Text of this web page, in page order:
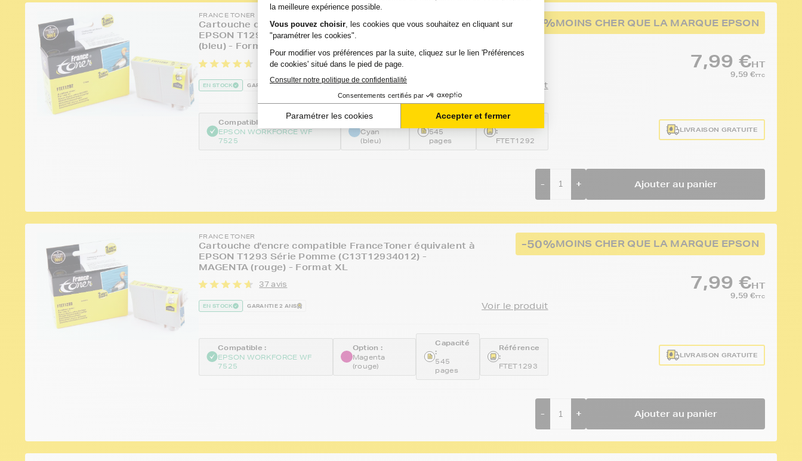
-50%MOINS CHER QUE LA MARQUE EPSON
FRANCE TONER
Cartouche d'encre compatible FranceToner équivalent à
EPSON T1292 Série Pomme (C13T12924012) - CYAN
(bleu) - Format XL
39 avis
EN STOCK GARANTIE 2 ANS Voir le produit
Compatible :
EPSON WORKFORCE WF
7525
Option :
Cyan
(bleu)
Capacité :
545
pages
Référence
:
FTET1292
7,99 €HT
9,59 €TTC
LIVRAISON GRATUITE
- + Ajouter au panier
-50%MOINS CHER QUE LA MARQUE EPSON
FRANCE TONER
Cartouche d'encre compatible FranceToner équivalent à
EPSON T1293 Série Pomme (C13T12934012) -
MAGENTA (rouge) - Format XL
37 avis
EN STOCK GARANTIE 2 ANS Voir le produit
Compatible :
EPSON WORKFORCE WF
7525
Option :
Magenta
(rouge)
Capacité
:
545
pages
Référence
:
FTET1293
7,99 €HT
9,59 €TTC
LIVRAISON GRATUITE
- + Ajouter au panier